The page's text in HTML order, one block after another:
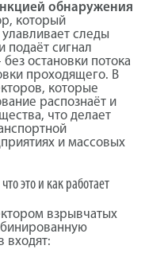
обнаружения
который
следы
подаёт сигнал
остановки потока
проходящего. В
которые
распознаёт и
что делает
и массовых
это и как работает
взрывчатых
входят: